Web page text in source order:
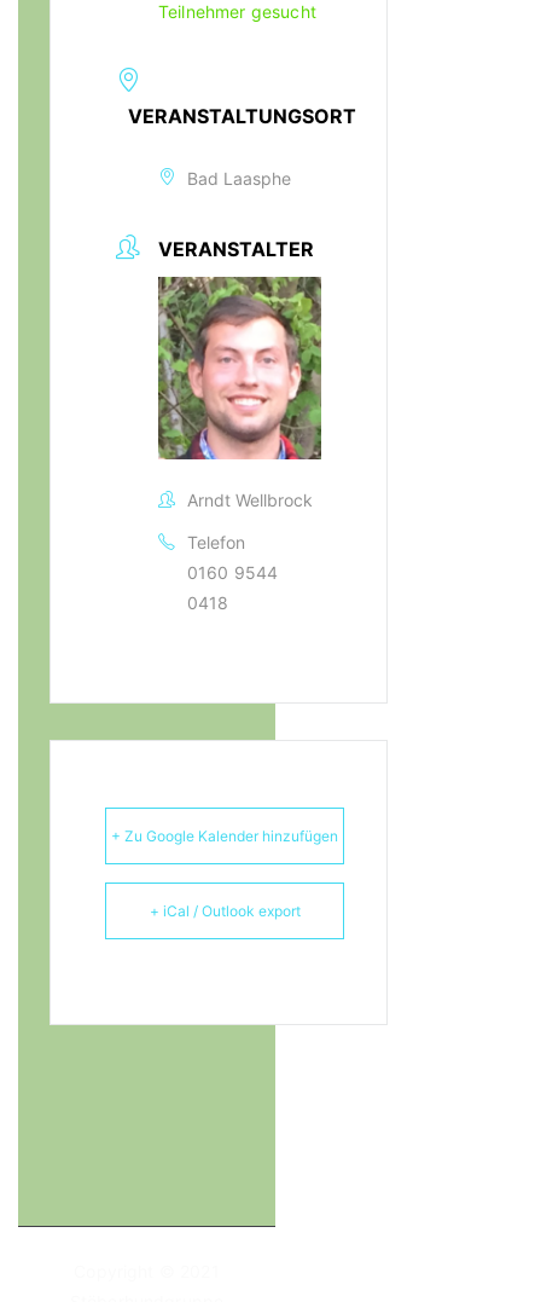
Teilnehmer gesucht
VERANSTALTUNGSORT
Bad Laasphe
VERANSTALTER
Arndt Wellbrock
Telefon
0160 9544
0418
+ Zu Google Kalender hinzufügen
+ iCal / Outlook export